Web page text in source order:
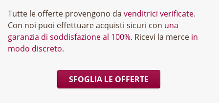
Tutte le offerte provengono da venditrici verificate.
Con noi puoi effettuare acquisti sicuri con una
garanzia di soddisfazione al 100%. Ricevi la merce in
modo discreto.
SFOGLIA LE OFFERTE